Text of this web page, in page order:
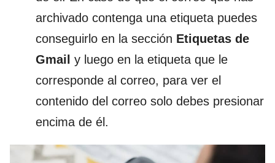
archivado contenga una etiqueta puedes
conseguirlo en la sección Etiquetas de
Gmail y luego en la etiqueta que le
corresponde al correo, para ver el
contenido del correo solo debes presionar
encima de él.